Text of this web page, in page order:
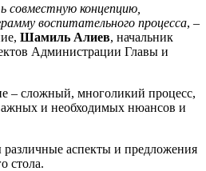
концепцию,
воспитательного процесса, –
Шамиль Алиев, начальник
Администрации Главы и
– сложный, многоликий процесс,
и необходимых нюансов и
аспекты и предложения
стола.